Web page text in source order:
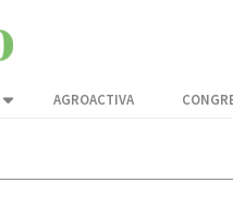
AGROACTIVA